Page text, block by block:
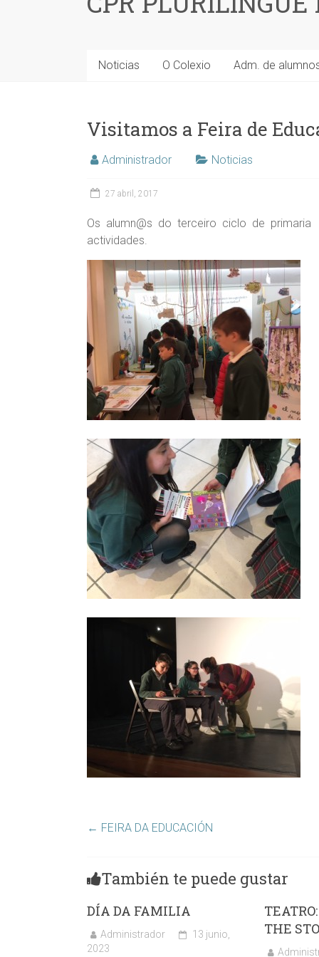
Noticias O Colexio Adm. de
Visitamos a Feira de
Administrador Noticias
27 abril, 2017
Os alumn@s do terceiro ciclo de
actividades.
← FEIRA DA EDUCACIÓN
También te puede gustar
DÍA DA FAMILIA
Administrador
13 junio,
2023
THE